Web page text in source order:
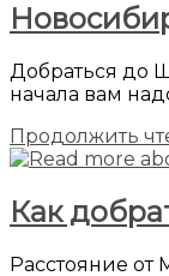
Добраться до
начала вам
Продолжить
Как
Расстояние